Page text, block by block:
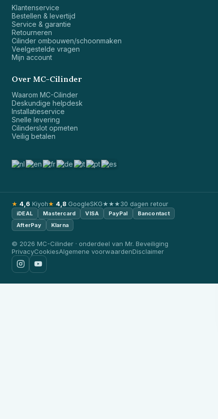
Klantenservice
Bestellen & levertijd
Service & garantie
Retourneren
Cilinder ombouwen/schoonmaken
Veelgestelde vragen
Mijn account
Over MC-Cilinder
Waarom MC-Cilinder
Deskundige helpdesk
Installatieservice
Snelle levering
Cilinderslot opmeten
Veilig betalen
★ 4,6 Kiyoh★ 4,8 GoogleSKG★★★30 dagen retour
iDEAL Mastercard VISA PayPal
Bancontact
AfterPay
Klarna
© 2026 MC-Cilinder · onderdeel van Mr. Beveiliging
PrivacyCookiesAlgemene voorwaardenDisclaimer